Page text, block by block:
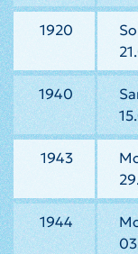
1920
1940
1943
1944